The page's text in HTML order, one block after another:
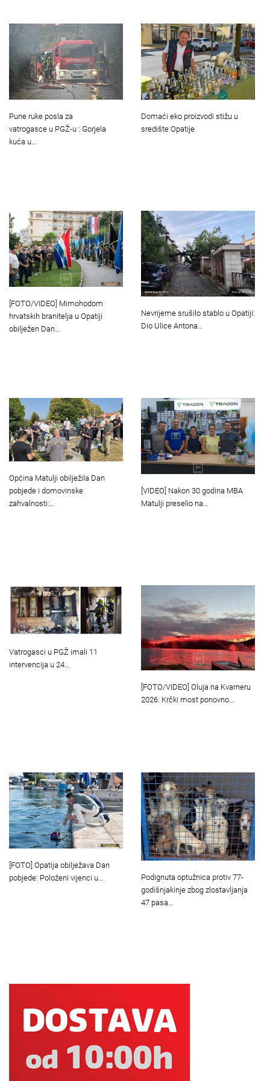
Pune ruke posla za
vatrogasce u PGŽ-u : Gorjela
kuća u…
Domaći eko proizvodi stižu u
središte Opatije
[FOTO/VIDEO] Mimohodom
hrvatskih branitelja u Opatiji
obilježen Dan…
Nevrijeme srušilo stablo u Opatiji:
Dio Ulice Antona…
Općina Matulji obilježila Dan
pobjede i domovinske
zahvalnosti:…
[VIDEO] Nakon 30 godina MBA
Matulji preselio na…
Vatrogasci u PGŽ imali 11
intervencija u 24…
[FOTO/VIDEO] Oluja na Kvarneru
2026: Krčki most ponovno…
[FOTO] Opatija obilježava Dan
pobjede: Položeni vijenci u…
Podignuta optužnica protiv 77-
godišnjakinje zbog zlostavljanja
47 pasa…